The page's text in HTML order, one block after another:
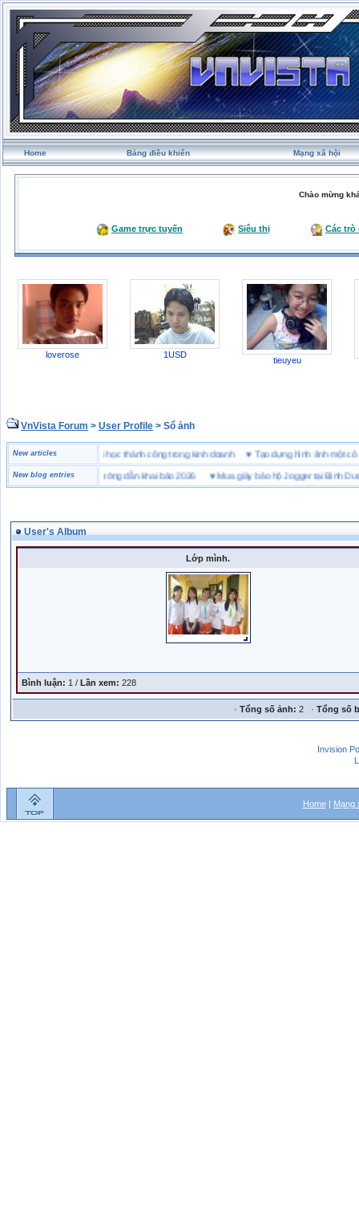
Home Bảng điều khiển Mạng xã hội
Chào mừng
Game trực tuyến Siêu thị Các trò
loverose 1USD
tieuyeu
VnVista Forum > User Profile > Sổ ảnh
New articles
biệt” của Microsoft 4 bài học thành công trong kinh doanh♥Tạo dựng hình ảnh
New blog entries
khai hải quan là gì? Hướng dẫn khai báo 2026♥ Mua giày bảo hộ Jogger tại Bình
User's Album
Lớp mình.
Bình luận: 1 / Lần xem: 228
· Tổng số ảnh: 2 · Tổng số
Invision
Home| Mạng